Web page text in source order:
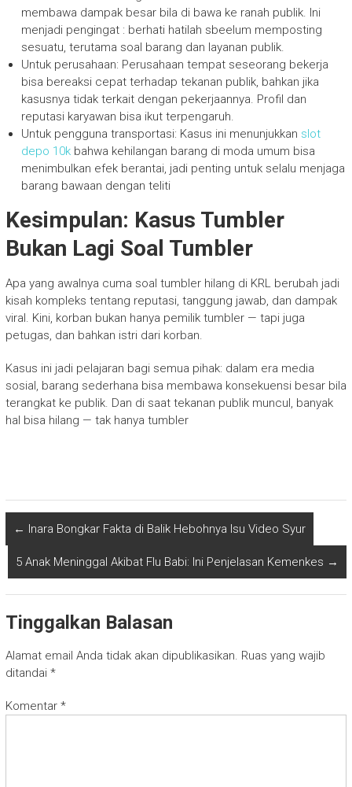
membawa dampak besar bila di bawa ke ranah publik. Ini
menjadi pengingat : berhati hatilah sbeelum memposting
sesuatu, terutama soal barang dan layanan publik.
Untuk perusahaan: Perusahaan tempat seseorang bekerja
bisa bereaksi cepat terhadap tekanan publik, bahkan jika
kasusnya tidak terkait dengan pekerjaannya. Profil dan
reputasi karyawan bisa ikut terpengaruh.
Untuk pengguna transportasi: Kasus ini menunjukkan slot
depo 10kbahwa kehilangan barang di moda umum bisa
menimbulkan efek berantai, jadi penting untuk selalu menjaga
barang bawaan dengan teliti
Kesimpulan: Kasus Tumbler
Bukan Lagi Soal Tumbler
Apa yang awalnya cuma soal tumbler hilang di KRL berubah jadi
kisah kompleks tentang reputasi, tanggung jawab, dan dampak
viral. Kini, korban bukan hanya pemilik tumbler — tapi juga
petugas, dan bahkan istri dari korban.
Kasus ini jadi pelajaran bagi semua pihak: dalam era media
sosial, barang sederhana bisa membawa konsekuensi besar bila
terangkat ke publik. Dan di saat tekanan publik muncul, banyak
hal bisa hilang — tak hanya tumbler
← Inara Bongkar Fakta di Balik Hebohnya Isu Video Syur
5 Anak Meninggal Akibat Flu Babi: Ini Penjelasan Kemenkes →
Tinggalkan Balasan
Alamat email Anda tidak akan dipublikasikan. Ruas yang wajib
ditandai *
Komentar *